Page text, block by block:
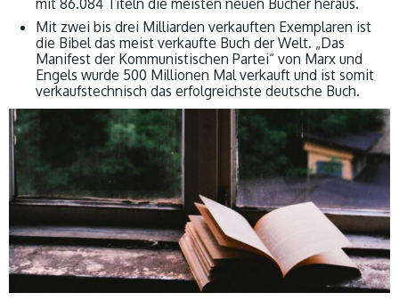
Mit zwei bis drei Milliarden verkauften Exemplaren ist
die Bibel das meist verkaufte Buch der Welt. „Das
Manifest der Kommunistischen Partei“ von Marx und
Engels wurde 500 Millionen Mal verkauft und ist somit
verkaufstechnisch das erfolgreichste deutsche Buch.